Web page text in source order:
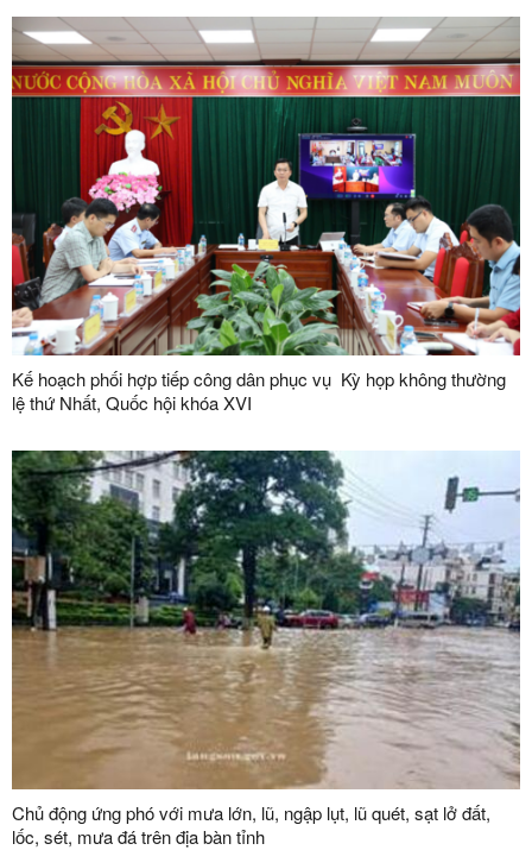
Kế hoạch phối hợp tiếp công dân phục vụ Kỳ họp không thường
lệ thứ Nhất, Quốc hội khóa XVI
Chủ động ứng phó với mưa lớn, lũ, ngập lụt, lũ quét, sạt lở đất,
lốc, sét, mưa đá trên địa bàn tỉnh